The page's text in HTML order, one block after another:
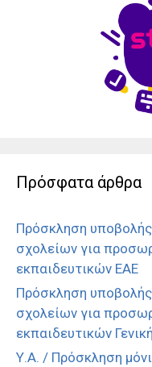
Πρόσφατα άρθρα
Πρόσκληση
σχολείων για
εκπαιδευτικών ΕΑΕ
Πρόσκληση
σχολείων για
εκπαιδευτικών
Υ.Α. / Πρόσκληση